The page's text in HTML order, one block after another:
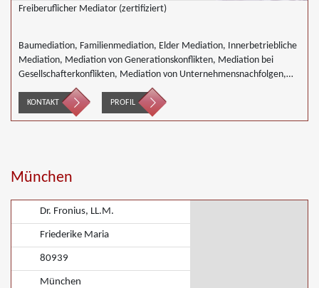
Freiberuflicher Mediator (zertifiziert)
Baumediation, Familienmediation, Elder Mediation, Innerbetriebliche
Mediation, Mediation von Generationskonflikten, Mediation bei
Gesellschafterkonflikten, Mediation von Unternehmensnachfolgen,
Mediation in der Wohnungswirtschaft, Nachbarschaftsmediation,
Umweltmediation
KONTAKT PROFIL
München
Dr. Fronius, LL.M.
Friederike Maria
80939
München